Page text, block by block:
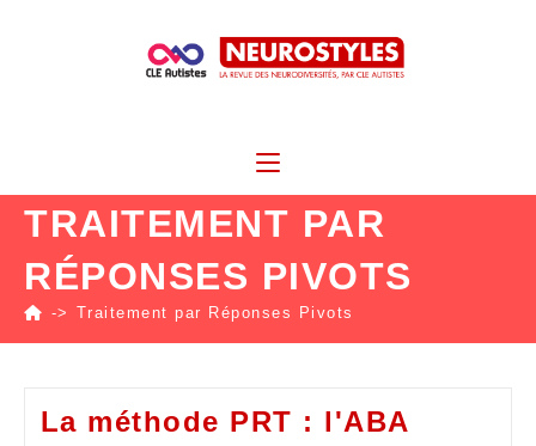
TRAITEMENT PAR
RÉPONSES PIVOTS
-> Traitement par Réponses Pivots
La méthode PRT : l'ABA